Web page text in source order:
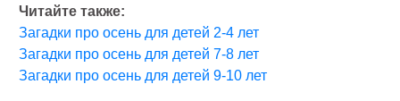
Читайте также:
Загадки про осень для детей 2-4 лет
Загадки про осень для детей 7-8 лет
Загадки про осень для детей 9-10 лет